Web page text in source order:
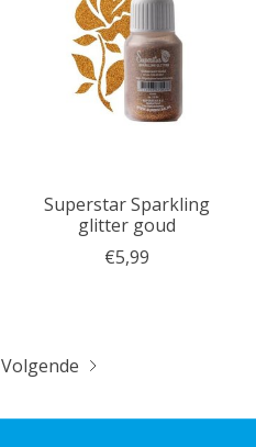
Superstar Sparkling
glitter goud
€5,99
Volgende